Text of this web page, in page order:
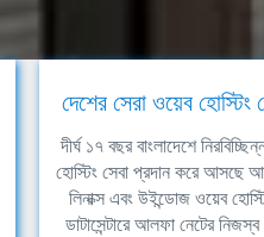
দেশের সেরা ওয়েব
দীর্ঘ ১৭ বছর বাংলাদেশে
হোস্টিং সেবা প্রদান করে আসছে
লিনাক্স এবং উইন্ডোজ ওয়েব
ডাটাসেন্টারে আলফা নেটের নিজস্ব